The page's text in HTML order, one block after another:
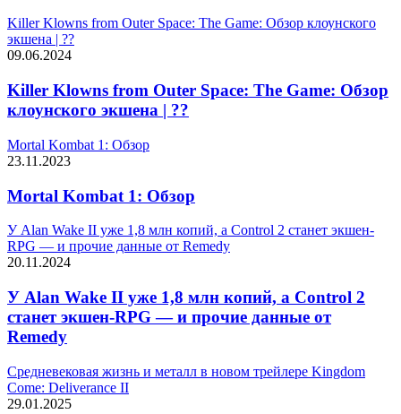
Killer Klowns from Outer Space: The Game: Обзор клоунского
экшена | ??
09.06.2024
Killer Klowns from Outer Space: The Game: Обзор
клоунского экшена | ??
Mortal Kombat 1: Обзор
23.11.2023
Mortal Kombat 1: Обзор
У Alan Wake II уже 1,8 млн копий, а Control 2 станет экшен-
RPG — и прочие данные от Remedy
20.11.2024
У Alan Wake II уже 1,8 млн копий, а Control 2
станет экшен-RPG — и прочие данные от
Remedy
Средневековая жизнь и металл в новом трейлере Kingdom
Come: Deliverance II
29.01.2025